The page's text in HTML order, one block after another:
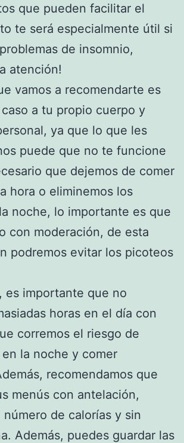
que pueden facilitar el
te será especialmente útil si
de insomnio,
atención!
vamos a recomendarte es
a tu propio cuerpo y
ya que lo que les
puede que no te funcione
que dejemos de comer
hora o eliminemos los
noche, lo importante es que
con moderación, de esta
podremos evitar los picoteos
es importante que no
horas en el día con
corremos el riesgo de
la noche y comer
recomendamos que
menús con antelación,
de calorías y sin
Además, puedes guardar las